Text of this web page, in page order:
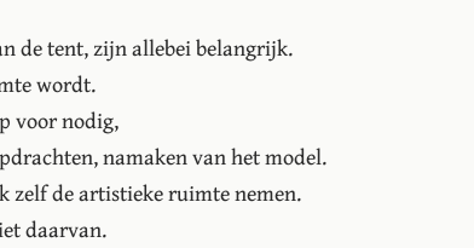
de tent, zijn allebei belangrijk.
wordt.
voor nodig,
namaken van het model.
zelf de artistieke ruimte nemen.
daarvan.